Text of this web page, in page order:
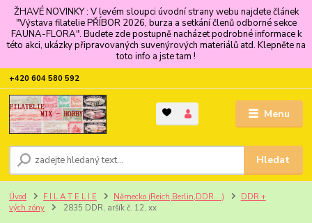
ŽHAVÉ NOVINKY : V levém sloupci úvodní strany webu najdete článek
"Výstava filatelie PŘÍBOR 2026, burza a setkání členů odborné sekce
FAUNA-FLORA". Budete zde postupně nacházet podrobné informace k
této akci, ukázky připravovaných suvenýrových materiálů atd. Klepněte na
toto info a jste tam !
Menu
Hledat
+420 604 580 592
Úvod F I L A T E L I E Německo (Reich,Berlin,DDR....)
DDR +
vých.zóny
2835 DDR, aršík č. 12, xx